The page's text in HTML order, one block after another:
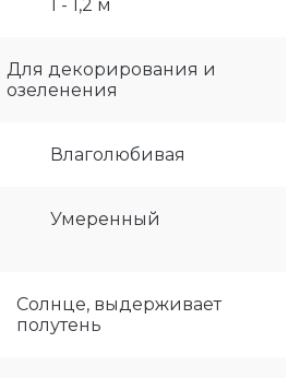
1 - 1,2 м
Для декорирования и
озеленения
Влаголюбивая
Умеренный
Солнце, выдерживает
полутень